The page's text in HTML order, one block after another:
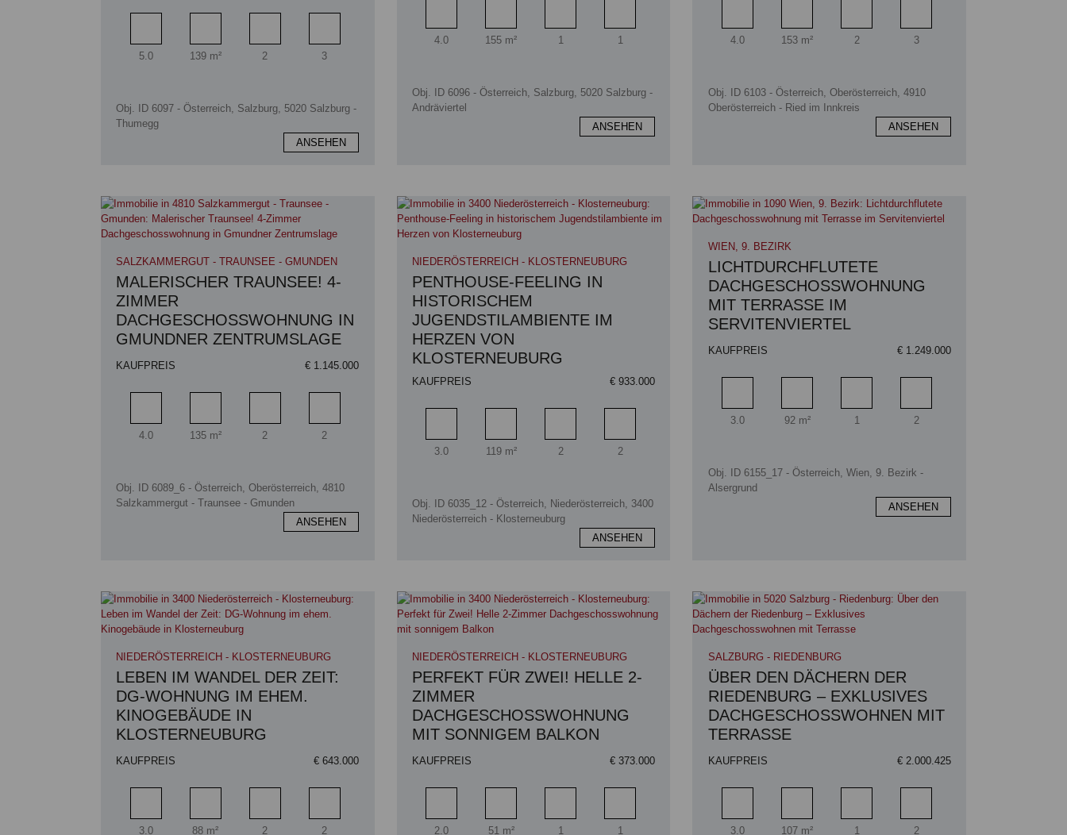
Zimmer
5.0
Wohnfläche
139 m²
Badezimmer
2
Schlafzimmer
3
Obj. ID 6097 - Österreich, Salzburg, 5020 Salzburg -
Thumegg
ANSEHEN
Zimmer
4.0
Wohnfläche
155 m²
Badezimmer
1
Schlafzimmer
1
Obj. ID 6096 - Österreich, Salzburg, 5020 Salzburg -
Andräviertel
ANSEHEN
Zimmer
4.0
Wohnfläche
153 m²
Badezimmer
2
Schlafzimmer
3
Obj. ID 6103 - Österreich, Oberösterreich, 4910
Oberösterreich - Ried im Innkreis
ANSEHEN
SALZKAMMERGUT - TRAUNSEE - GMUNDEN
MALERISCHER TRAUNSEE! 4-
ZIMMER
DACHGESCHOSSWOHNUNG IN
GMUNDNER ZENTRUMSLAGE
KAUFPREIS € 1.145.000
Zimmer
4.0
Wohnfläche
135 m²
Badezimmer
2
Schlafzimmer
2
Obj. ID 6089_6 - Österreich, Oberösterreich, 4810
Salzkammergut - Traunsee - Gmunden
ANSEHEN
NIEDERÖSTERREICH - KLOSTERNEUBURG
PENTHOUSE-FEELING IN
HISTORISCHEM
JUGENDSTILAMBIENTE IM
HERZEN VON
KLOSTERNEUBURG
KAUFPREIS € 933.000
Zimmer
3.0
Wohnfläche
119 m²
Badezimmer
2
Schlafzimmer
2
Obj. ID 6035_12 - Österreich, Niederösterreich, 3400
Niederösterreich - Klosterneuburg
ANSEHEN
WIEN, 9. BEZIRK
LICHTDURCHFLUTETE
DACHGESCHOSSWOHNUNG
MIT TERRASSE IM
SERVITENVIERTEL
KAUFPREIS € 1.249.000
Zimmer
3.0
Wohnfläche
92 m²
Badezimmer
1
Schlafzimmer
2
Obj. ID 6155_17 - Österreich, Wien, 9. Bezirk -
Alsergrund
ANSEHEN
NIEDERÖSTERREICH - KLOSTERNEUBURG
LEBEN IM WANDEL DER ZEIT:
DG-WOHNUNG IM EHEM.
KINOGEBÄUDE IN
KLOSTERNEUBURG
KAUFPREIS € 643.000
Zimmer
3.0
Wohnfläche
88 m²
Badezimmer
2
Schlafzimmer
2
NIEDERÖSTERREICH - KLOSTERNEUBURG
PERFEKT FÜR ZWEI! HELLE 2-
ZIMMER
DACHGESCHOSSWOHNUNG
MIT SONNIGEM BALKON
KAUFPREIS € 373.000
Zimmer
2.0
Wohnfläche
51 m²
Badezimmer
1
Schlafzimmer
1
SALZBURG - RIEDENBURG
ÜBER DEN DÄCHERN DER
RIEDENBURG – EXKLUSIVES
DACHGESCHOSSWOHNEN MIT
TERRASSE
KAUFPREIS € 2.000.425
Zimmer
3.0
Wohnfläche
107 m²
Badezimmer
1
Schlafzimmer
2